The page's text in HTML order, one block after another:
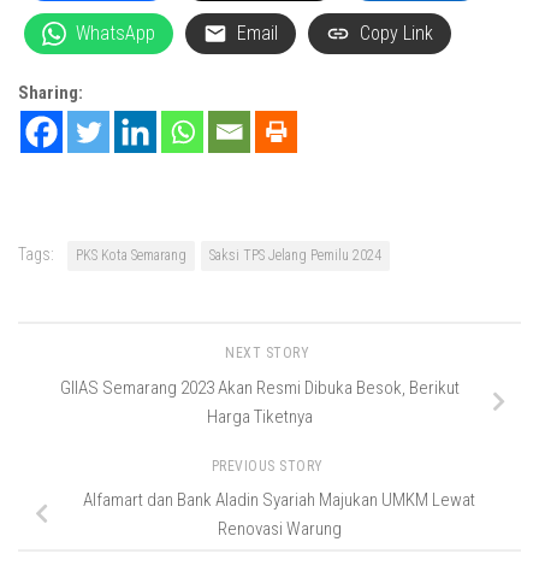
WhatsApp Email Copy Link
Sharing:
Tags: PKS Kota Semarang Saksi TPS Jelang Pemilu 2024
NEXT STORY
GIIAS Semarang 2023 Akan Resmi Dibuka Besok, Berikut
Harga Tiketnya
PREVIOUS STORY
Alfamart dan Bank Aladin Syariah Majukan UMKM Lewat
Renovasi Warung